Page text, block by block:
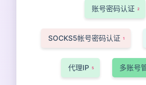
账号密码认证 2
SOCKS5帐号密码认证 1
代理IP 5 多账号